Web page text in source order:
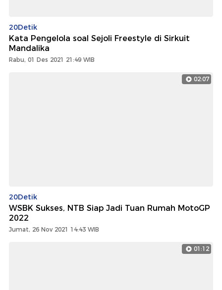
20Detik
Kata Pengelola soal Sejoli Freestyle di Sirkuit
Mandalika
Rabu, 01 Des 2021 21:49 WIB
02:07
20Detik
WSBK Sukses, NTB Siap Jadi Tuan Rumah MotoGP
2022
Jumat, 26 Nov 2021 14:43 WIB
01:12